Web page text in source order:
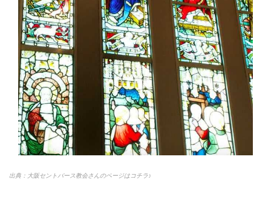
出典：大阪セントバース教会さんのページはコチラ♪